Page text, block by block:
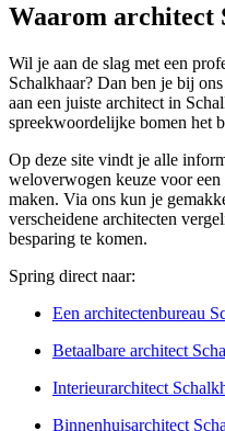
Waarom architect
Wil je aan de slag met een
Schalkhaar? Dan ben je bij
aan een juiste architect in
spreekwoordelijke bomen het
Op deze site vindt je alle
weloverwogen keuze voor
maken. Via ons kun je
verscheidene architecten
besparing te komen.
Spring direct naar:
Een architectenbureau
Betaalbare architect
Interieurarchitect
Binnenhuisarchitect